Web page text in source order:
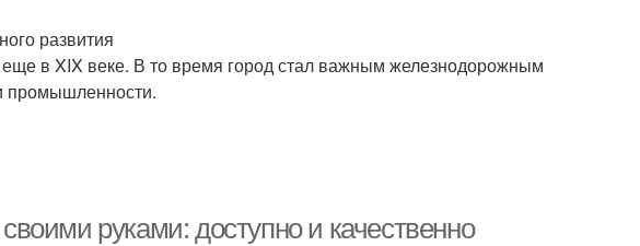
развития
в XIX веке. В то время город стал важным железнодорожным
промышленности.
руками: доступно и качественно